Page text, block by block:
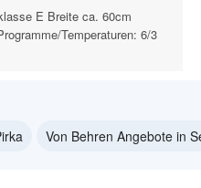
E Breite ca. 60cm
Temperaturen: 6/3
Von Behren Angebote in